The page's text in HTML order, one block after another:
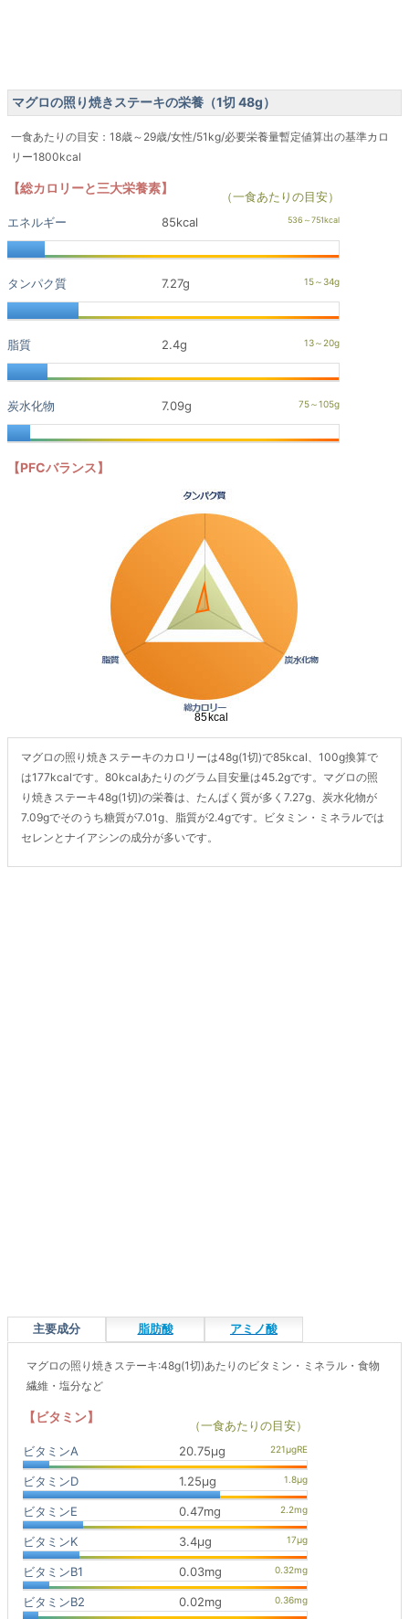
マグロの照り焼きステーキの栄養（1切 48g）
一食あたりの目安：18歳～29歳/女性/51kg/必要栄養量暫定値算出の基準カロ
リー1800kcal
【総カロリーと三大栄養素】
（一食あたりの目安）
エネルギー
85kcal
タンパク質 7.27g
脂質 2.4g
炭水化物 7.09g
【PFCバランス】
マグロの照り焼きステーキのカロリーは48g(1切)で85kcal、100g換算で
は177kcalです。80kcalあたりのグラム目安量は45.2gです。マグロの照
り焼きステーキ48g(1切)の栄養は、たんぱく質が多く7.27g、炭水化物が
7.09gでそのうち糖質が7.01g、脂質が2.4gです。ビタミン・ミネラルでは
セレンとナイアシンの成分が多いです。
主要成分 脂肪酸 アミノ酸
マグロの照り焼きステーキ:48g(1切)あたりのビタミン・ミネラル・食物
繊維・塩分など
【ビタミン】
（一食あたりの目安）
ビタミンA
20.75μg
ビタミンD 1.25μg
ビタミンE 0.47mg
ビタミンK 3.4μg
ビタミンB1 0.03mg
ビタミンB2 0.02mg